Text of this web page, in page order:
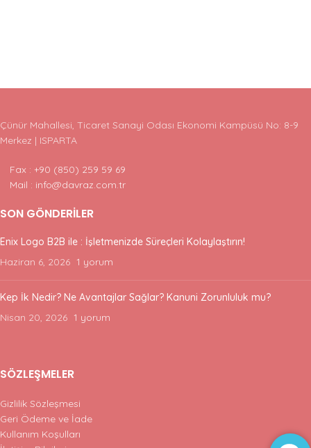
Çünür Mahallesi, Ticaret Sanayi Odası Ekonomi Kampüsü No: 8-9
Merkez | ISPARTA
Fax : +90 (850) 259 59 69
Mail : info@davraz.com.tr
SON GÖNDERILER
Enix Logo B2B ile : İşletmenizde Süreçleri Kolaylaştırın!
Haziran 6, 2026 1 yorum
Kep İk Nedir? Ne Avantajlar Sağlar? Kanuni Zorunluluk mu?
Nisan 20, 2026 1 yorum
SÖZLEŞMELER
Gizlilik Sözleşmesi
Geri Ödeme ve İade
Kullanım Koşulları